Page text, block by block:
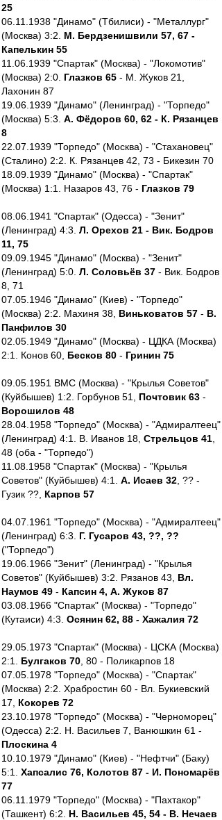
25
06.11.1938 "Динамо" (Тбилиси) - "Металлург"
(Москва) 3:2. М. Бердзенишвили 57, 67 -
Капелькин 55
11.06.1939 "Спартак" (Москва) - "Локомотив"
(Москва) 2:0. Глазков 65 - М. Жуков 21,
Лахонин 87
19.06.1939 "Динамо" (Ленинград) - "Торпедо"
(Москва) 5:3. А. Фёдоров 60, 62 - К. Рязанцев
8
22.07.1939 "Торпедо" (Москва) - "Стахановец"
(Сталино) 2:2. К. Рязанцев 42, 73 - Бикезин 70
18.09.1939 "Динамо" (Москва) - "Спартак"
(Москва) 1:1. Назаров 43, 76 - Глазков 79
08.06.1941 "Спартак" (Одесса) - "Зенит"
(Ленинград) 4:3. Л. Орехов 21 - Вик. Бодров
11, 75
09.09.1945 "Динамо" (Москва) - "Зенит"
(Ленинград) 5:0. Л. Соловьёв 37 - Вик. Бодров
8, 71
07.05.1946 "Динамо" (Киев) - "Торпедо"
(Москва) 2:2. Махиня 38, Виньковатов 57 - В.
Панфилов 30
02.05.1949 "Динамо" (Москва) - ЦДКА (Москва)
2:1. Конов 60, Бесков 80 - Гринин 75
09.05.1951 ВМС (Москва) - "Крылья Советов"
(Куйбышев) 1:2. Горбунов 51, Почтовик 63 -
Ворошилов 48
28.04.1958 "Торпедо" (Москва) - "Адмиралтеец"
(Ленинград) 4:1. В. Иванов 18, Стрельцов 41
48 (оба - "Торпедо")
11.08.1958 "Спартак" (Москва) - "Крылья
Советов" (Куйбышев) 4:1. А. Исаев 32 , ?? -
Гузик ??, Карпов 57
04.07.1961 "Торпедо" (Москва) - "Адмиралтеец"
(Ленинград) 6:3. Г. Гусаров 43, ??, ??
("Торпедо")
19.06.1966 "Зенит" (Ленинград) - "Крылья
Советов" (Куйбышев) 3:2. Рязанов 43, Вл.
Наумов 49 - Капсин 4, А. Жуков 87
03.08.1966 "Спартак" (Москва) - "Торпедо"
(Кутаиси) 4:3. Осянин 62, 88 - Хажалия 72
29.05.1973 "Спартак" (Москва) - ЦСКА (Москва)
2:1. Булгаков 70 , 80 - Поликарпов 18
07.05.1978 "Торпедо" (Москва) - "Спартак"
(Москва) 2:2. Храбростин 60 - Вл. Букиевский
17, Кокорев 72
23.10.1978 "Торпедо" (Москва) - "Черноморец"
(Одесса) 2:2. Н. Васильев 7, Ванюшкин 61 -
Плоскина 4
10.10.1979 "Динамо" (Киев) - "Нефтчи" (Баку)
5:1. Хапсалис 76, Колотов 87 - И. Пономарёв
77
06.11.1979 "Торпедо" (Москва) - "Пахтакор"
(Ташкент) 6:2. Н. Васильев 45, 54 - В. Нечаев